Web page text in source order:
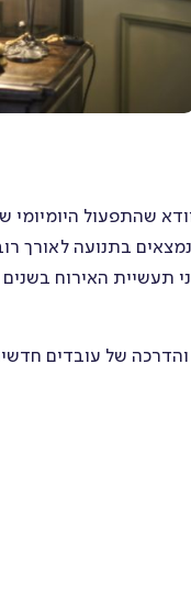
שהתפעול היומיומי
בתנועה לאורך
תעשיית האירוח בשנים
של עובדים